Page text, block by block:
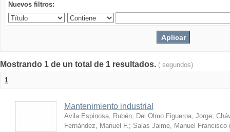
Nuevos filtros:
Mostrando 1 de un total de 1 resultados. ( segundos)
1
Mantenimiento industrial
Avila Espinosa, Rubén; Del Olmo Figueroa, Jorge;
Fernández, Manuel F.; Salas Jaime, Manuel Francisco